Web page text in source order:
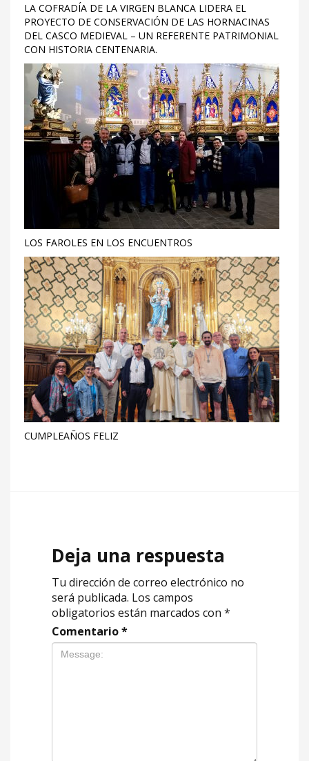
LA COFRADÍA DE LA VIRGEN BLANCA LIDERA EL
PROYECTO DE CONSERVACIÓN DE LAS HORNACINAS
DEL CASCO MEDIEVAL – UN REFERENTE PATRIMONIAL
CON HISTORIA CENTENARIA.
LOS FAROLES EN LOS ENCUENTROS
CUMPLEAÑOS FELIZ
Deja una respuesta
Tu dirección de correo electrónico no
será publicada. Los campos
obligatorios están marcados con *
Comentario*